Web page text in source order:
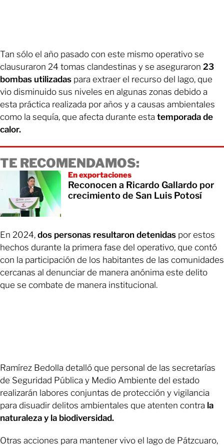
Tan sólo el año pasado con este mismo operativo se
clausuraron 24 tomas clandestinas y se aseguraron 23
bombas utilizadas para extraer el recurso del lago, que
vio disminuido sus niveles en algunas zonas debido a
esta práctica realizada por años y a causas ambientales
como la sequía, que afecta durante esta temporada de
calor.
TE RECOMENDAMOS:
En exportaciones
Reconocen a Ricardo Gallardo por
crecimiento de San Luis Potosí
En 2024, dos personas resultaron detenidas por estos
hechos durante la primera fase del operativo, que contó
con la participación de los habitantes de las comunidades
cercanas al denunciar de manera anónima este delito
que se combate de manera institucional.
Ramírez Bedolla detalló que personal de las secretarías
de Seguridad Pública y Medio Ambiente del estado
realizarán labores conjuntas de protección y vigilancia
para disuadir delitos ambientales que atenten contra la
naturaleza y la biodiversidad.
Otras acciones para mantener vivo el lago de Pátzcuaro,